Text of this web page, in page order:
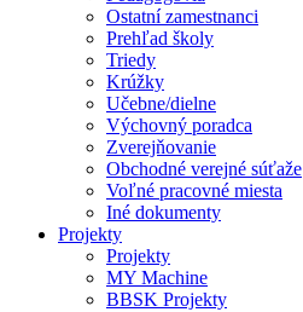
Ostatní zamestnanci
Prehľad školy
Triedy
Krúžky
Učebne/dielne
Výchovný poradca
Zverejňovanie
Obchodné verejné súťaže
Voľné pracovné miesta
Iné dokumenty
Projekty
Projekty
MY Machine
BBSK Projekty